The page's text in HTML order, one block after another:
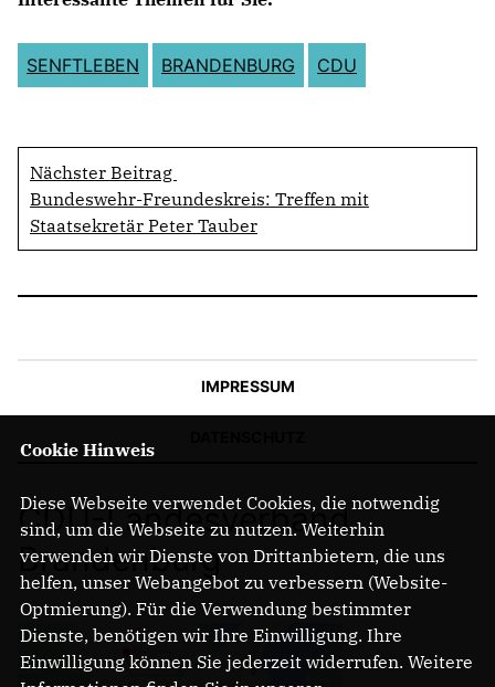
SENFTLEBEN BRANDENBURG CDU
Nächster Beitrag
Bundeswehr-Freundeskreis: Treffen mit
Staatsekretär Peter Tauber
IMPRESSUM
CDU-Landesverband
Brandenburg
Cookie Hinweis
Diese Webseite verwendet Cookies, die notwendig
sind, um die Webseite zu nutzen. Weiterhin
verwenden wir Dienste von Drittanbietern, die uns
helfen, unser Webangebot zu verbessern (Website-
Optmierung). Für die Verwendung bestimmter
Dienste, benötigen wir Ihre Einwilligung. Ihre
Einwilligung können Sie jederzeit widerrufen. Weitere